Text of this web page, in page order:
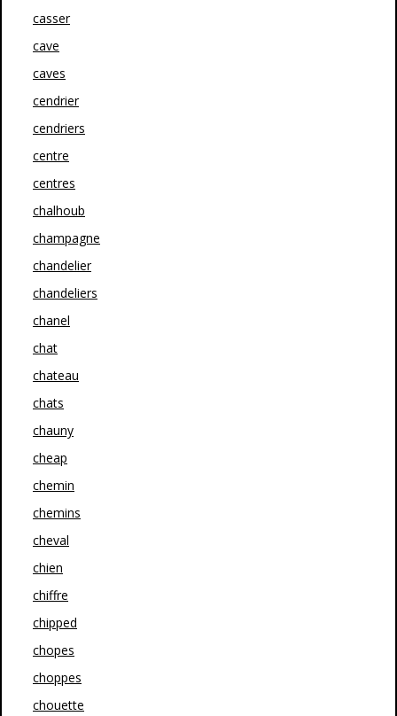
casser
cave
caves
cendrier
cendriers
centre
centres
chalhoub
champagne
chandelier
chandeliers
chanel
chat
chateau
chats
chauny
cheap
chemin
chemins
cheval
chien
chiffre
chipped
chopes
choppes
chouette